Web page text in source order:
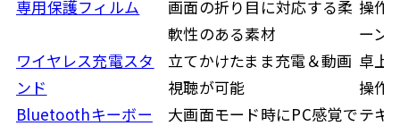
専用保護フィルム
画面の折り目に対応する柔
軟性のある素材
操作
ーン
ワイヤレス充電スタ
ンド
立てかけたまま充電＆動画
視聴が可能
卓上
操作
Bluetoothキーボー
大画面モード時にPC感覚でテキ